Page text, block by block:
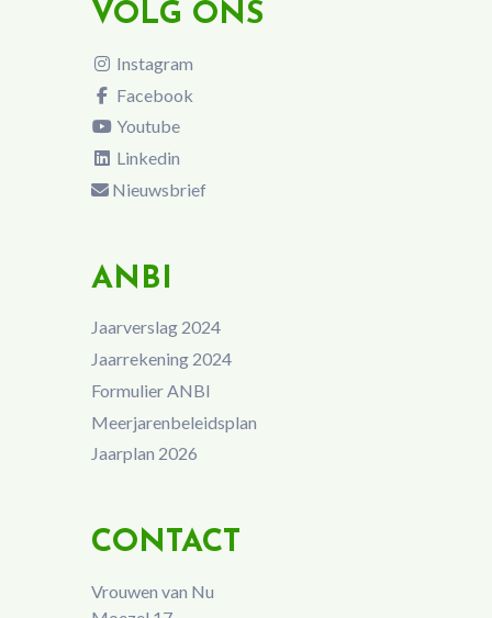
VOLG ONS
Instagram
Facebook
Youtube
Linkedin
Nieuwsbrief
ANBI
Jaarverslag 2024
Jaarrekening 2024
Formulier ANBI
Meerjarenbeleidsplan
Jaarplan 2026
CONTACT
Vrouwen van Nu